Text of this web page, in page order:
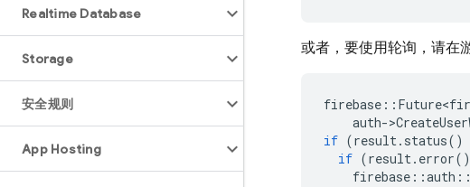
Realtime Database
Storage
安全规则
App Hosting
或者，要使用轮询，请在
firebase ::
auth->
if (result. status()
if (result. error()
firebase ::auth ::